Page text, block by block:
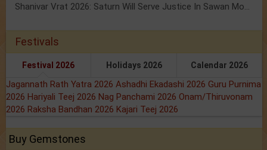
Shanivar Vrat 2026: Saturn Will Serve Justice In Sawan Month!
Festivals
Festival 2026 Holidays 2026 Calendar 2026
Jagannath Rath Yatra 2026 Ashadhi Ekadashi 2026 Guru Purnima
2026 Hariyali Teej 2026 Nag Panchami 2026 Onam/Thiruvonam
2026 Raksha Bandhan 2026 Kajari Teej 2026
Buy Gemstones